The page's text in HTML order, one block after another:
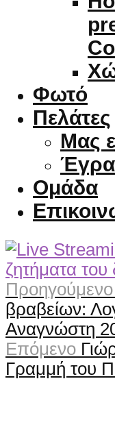
Φωτό
Πελάτες
Μας
Ομάδα
Προηγούμενο
βραβείων:
Αναγνώστη
Επόμενο
Γραμμή του